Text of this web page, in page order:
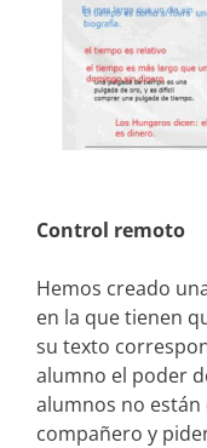
Control remoto
Hemos creado
en la que tienen
su texto
alumno el poder
alumnos no
compañero y